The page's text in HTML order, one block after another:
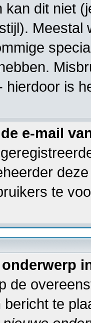
kan dit niet
hierdoor is
e-mail
te
de
te